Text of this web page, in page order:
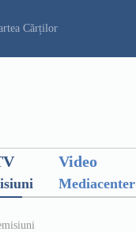
Cărților
Video
Mediacenter